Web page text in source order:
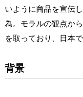
いように商品を宣伝
為。モラルの観点か
を取っており、日本
背景